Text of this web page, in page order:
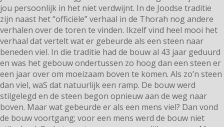
jou persoonlijk in het niet verdwijnt. In de Joodse traditie
zijn naast het “officiële” verhaal in de Thorah nog andere
verhalen over de toren te vinden. Ikzelf vind heel mooi het
verhaal dat vertelt wat er gebeurde als een steen naar
beneden viel. In die traditie had de bouw al 43 jaar geduurd
en was het gebouw ondertussen zo hoog dan een steen er
een jaar over om moeizaam boven te komen. Als zo’n steen
dan viel, waS dat natuurlijk een ramp. De bouw werd
stilgelegd en de steen begon opnieuw aan de weg naar
boven. Maar wat gebeurde er als een mens viel? Dan vond
de bouw voortgang; voor een mens werd de bouw niet